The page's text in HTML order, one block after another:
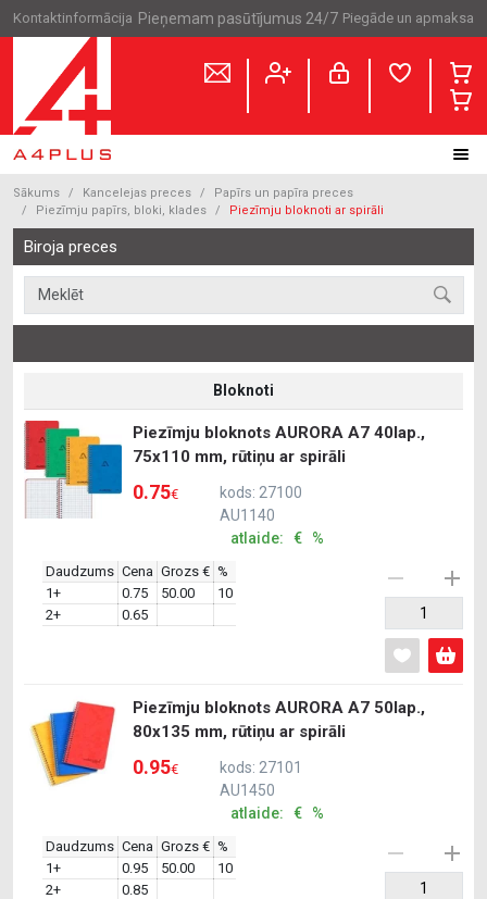
Kontaktinformācija Pieņemam pasūtījumus 24/7 Piegāde un apmaksa
Sākums Kancelejas preces
Papīrs un papīra preces
Piezīmju papīrs, bloki, klades
Piezīmju bloknoti ar spirāli
Biroja preces
Bloknoti
Piezīmju bloknots AURORA A7 40lap.,
75x110 mm, rūtiņu ar spirāli
0.75€
kods: 27100
AU1140
atlaide: € %
Daudzums Cena Grozs € %
1+
0.75 50.00
10
2+
0.65
Piezīmju bloknots AURORA A7 50lap.,
80x135 mm, rūtiņu ar spirāli
0.95€
kods: 27101
AU1450
atlaide: € %
Daudzums Cena Grozs € %
1+
0.95 50.00
10
2+
0.85